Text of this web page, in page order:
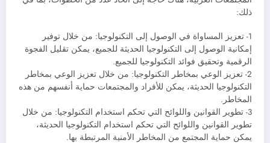
ذلك:
1- تعزيز المساواة في الوصول إلى التكنولوجيا: من خلال توفير
إمكانية الوصول إلى التكنولوجيا الحديثة للجميع، يمكن تقليل الفجوة
الرقمية وتحقيق فوائد التكنولوجيا للجميع.
2- تعزيز الوعي بمخاطر التكنولوجيا: من خلال تعزيز الوعي بمخاطر
التكنولوجيا الحديثة، يمكن للأفراد والمجتمعات حماية أنفسهم من هذه
المخاطر.
3- تطوير القوانين واللوائح التي تحكم استخدام التكنولوجيا: من خلال
تطوير القوانين واللوائح التي تحكم استخدام التكنولوجيا الحديثة،
يمكن حماية المجتمع من المخاطر الأمنية المرتبطة بها.